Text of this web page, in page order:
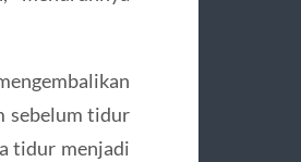
sebelum tidur
tidur menjadi